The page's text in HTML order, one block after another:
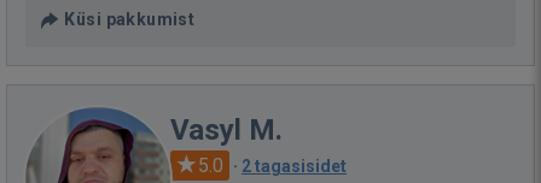
Küsi pakkumist
Vasyl M.
5.0 · 2 tagasisidet